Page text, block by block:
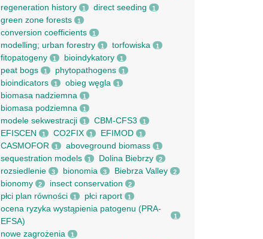
regeneration history 1 direct seeding 1
green zone forests 1
conversion coefficients 1
modelling; urban forestry 1 torfowiska 1
fitopatogeny 1 bioindykatory 1
peat bogs 1 phytopathogens 1
bioindicators 1 obieg węgla 1
biomasa nadziemna 1
biomasa podziemna 1
modele sekwestracji 1 CBM-CFS3 1
EFISCEN 1 CO2FIX 1 EFIMOD 1
CASMOFOR 1 aboveground biomass 1
sequestration models 1 Dolina Biebrzy 2
rozsiedlenie 3 bionomia 3 Biebrza Valley 2
bionomy 2 insect conservation 2
płci plan równości 1 płci raport 1
ocena ryzyka wystąpienia patogenu (PRA-
EFSA)
1
nowe zagrożenia 1